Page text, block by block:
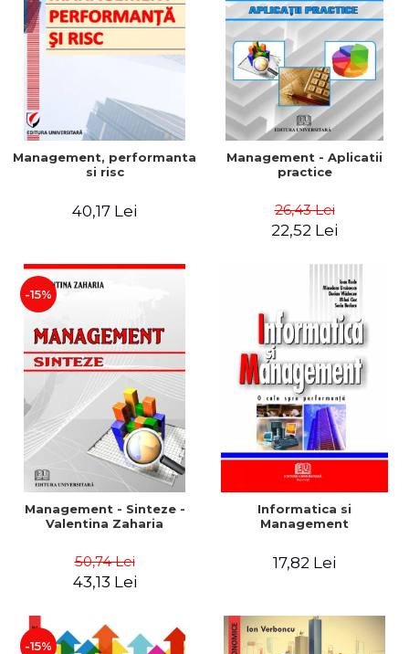
Management, performanta
si risc
40,17 Lei
Management - Aplicatii
practice
26,43 Lei
22,52 Lei
-15%
Management - Sinteze -
Valentina Zaharia
50,74 Lei
43,13 Lei
Informatica si
Management
17,82 Lei
-15%